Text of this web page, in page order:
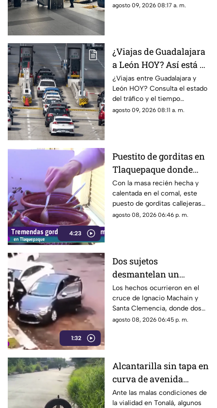
desde la Central Nueva de
agosto 09, 2026 08:17 a. m.
¿Viajas de Guadalajara
a León HOY? Así está el
tráfico en la carretera
este Domingo 9 de
Agosto
¿Viajas entre Guadalajara y
León HOY? Consulta el estado
del tráfico y el tiempo
estimado de recorrido antes
agosto 09, 2026 08:11 a. m.
4:23
Puestito de gorditas en
Tlaquepaque donde
una nunca es suficiente
Con la masa recién hecha y
calentada en el comal, este
puesto de gorditas callejeras
en Tlaquepaque promete
agosto 08, 2026 06:46 p. m.
1:32
Dos sujetos
desmantelan un
vehículo a plena luz del
día en Guadalajara
Los hechos ocurrieron en el
cruce de Ignacio Machain y
Santa Clemencia, donde dos
sujetos fueron captados
agosto 08, 2026 06:45 p. m.
Alcantarilla sin tapa en
curva de avenida
Patria
Ante las malas condiciones de
la vialidad en Tonalá, algunos